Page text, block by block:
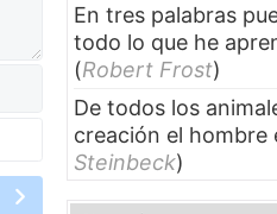
En tres palabras
todo lo que he
(Robert Frost)
De todos los
creación el hombre
Steinbeck)